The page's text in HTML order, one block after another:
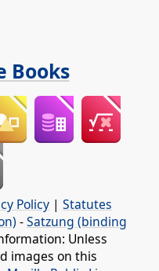
Books
Policy | Statutes
-Satzung (binding
Unless
images on this